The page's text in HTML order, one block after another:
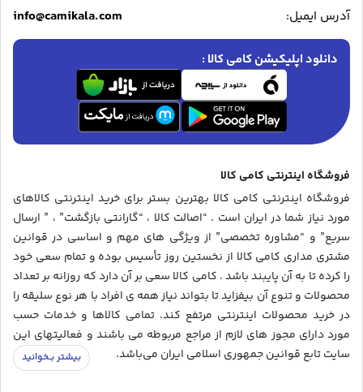
آدرس ایمیل: info@camikala.com
دانلود اپلیکیشن کامی کالا :
فروشگاه اینترنتی کامی کالا
فروشگاه اینترنتی کامی کالا بهترین بستر برای خرید اینترنتی کالاهای
مورد نیاز شما در ایران است . “اصالت کالا ، “گارانتی بازگشت” ، ” ارسال
سریع” و “مشاوره تخصصی” از ویژگی های مهم و اساسی در قوانین
مشتری مداری کامی کالا از نخستین روز تأسیس بوده و تمام سعی خود
را کرده تا به آن پایبند باشد . کامی کالا سعی بر آن دارد که روزانه بر تعداد
محصولات و تنوع آن بیفزاید تا بتواند نیاز همه ی افراد با هر نوع سلیقه را
در خرید محصولات اینترنتی مرتفع کند. تمامی کالاها و خدمات حسب
مورد دارای مجوز های لازم از مراجع مربوطه می باشند و فعالیتهای این
سایت تابع قوانین جمهوری اسلامی ایران می‌باشد.